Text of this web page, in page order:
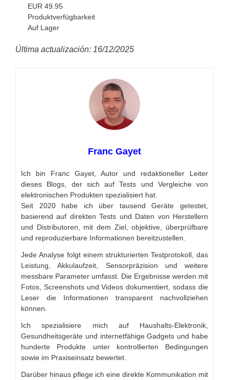
EUR 49.95
Produktverfügbarkeit
Auf Lager
Última actualización: 16/12/2025
Franc Gayet
Ich bin Franc Gayet, Autor und redaktioneller Leiter
dieses Blogs, der sich auf Tests und Vergleiche von
elektronischen Produkten spezialisiert hat.
Seit 2020 habe ich über tausend Geräte getestet,
basierend auf direkten Tests und Daten von Herstellern
und Distributoren, mit dem Ziel, objektive, überprüfbare
und reproduzierbare Informationen bereitzustellen.
Jede Analyse folgt einem strukturierten Testprotokoll, das
Leistung, Akkulaufzeit, Sensorpräzision und weitere
messbare Parameter umfasst. Die Ergebnisse werden mit
Fotos, Screenshots und Videos dokumentiert, sodass die
Leser die Informationen transparent nachvollziehen
können.
Ich spezialisiere mich auf Haushalts-Elektronik,
Gesundheitsgeräte und internetfähige Gadgets und habe
hunderte Produkte unter kontrollierten Bedingungen
sowie im Praxiseinsatz bewertet.
Darüber hinaus pflege ich eine direkte Kommunikation mit